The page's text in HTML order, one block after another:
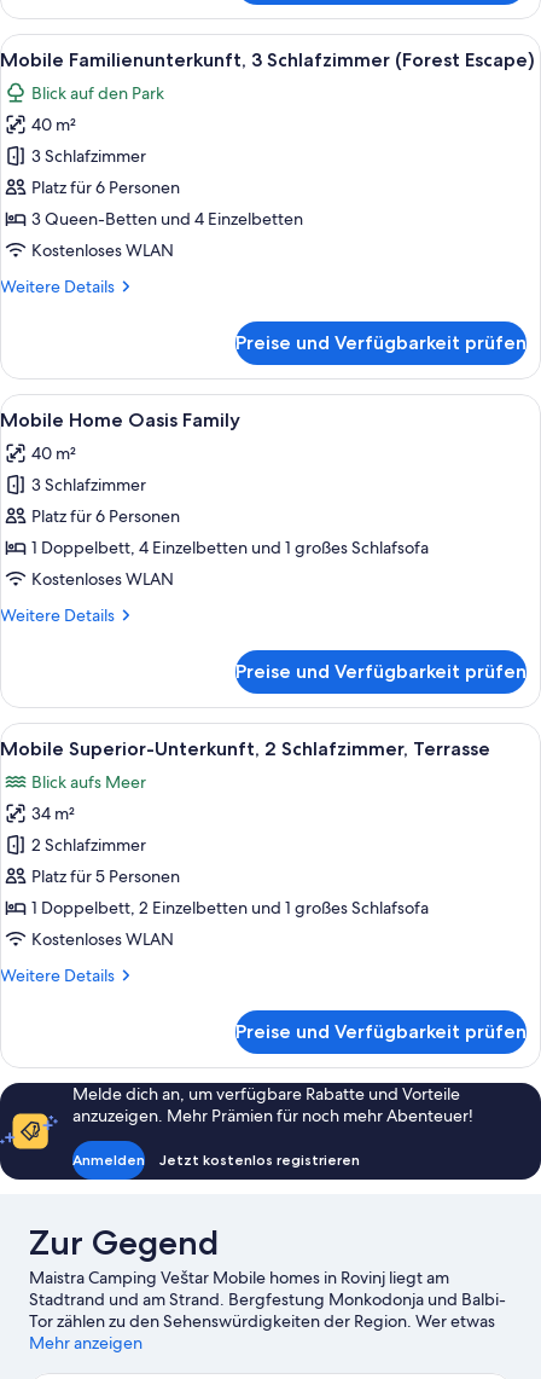
Unterkunft,
2 Schlafzimmer
(Forest
Escape)
Alle
Fotos
für
Mobile
Familienunterkunft,
3 Schlafzimmer
(Forest
Escape)
Ein moderner Raum mit einem
8
Mobile Familienunterkunft, 3 Schlafzimmer (Forest Escape)
Blick auf den Park
40 m²
3 Schlafzimmer
Platz für 6 Personen
3 Queen-Betten und 4 Einzelbetten
Kostenloses WLAN
Weitere Details
Weitere
Familienunterkunft,
3 Schlafzimmer
(Forest
Preise und Verfügbarkeit prüfen
Alle
Fotos
für
Mobile
Home
Oasis
Family
Ein Poolbereich mit Liegestühlen
12
Mobile Home Oasis Family
40 m²
3 Schlafzimmer
Platz für 6 Personen
1 Doppelbett, 4 Einzelbetten und 1 großes Schlafsofa
Kostenloses WLAN
Weitere Details
Weitere
Home
Oasis
Family
Preise und Verfügbarkeit prüfen
Alle
Fotos
für
Mobile
Superior-
Unterkunft,
2 Schlafzimmer,
Terrasse
Ein Hotelzimmer mit einem
5
Mobile Superior-Unterkunft, 2 Schlafzimmer, Terrasse
Blick aufs Meer
34 m²
2 Schlafzimmer
Platz für 5 Personen
1 Doppelbett, 2 Einzelbetten und 1 großes Schlafsofa
Kostenloses WLAN
Weitere Details
Weitere
Superior-
Unterkunft,
2 Schlafzimmer,
Terrasse
Preise und Verfügbarkeit prüfen
Melde dich an, um verfügbare Rabatte und Vorteile
anzuzeigen. Mehr Prämien für noch mehr Abenteuer!
Anmelden Jetzt kostenlos registrieren
Zur Gegend
Maistra Camping Veštar Mobile homes in Rovinj liegt am
Stadtrand und am Strand. Bergfestung Monkodonja und Balbi-
Tor zählen zu den Sehenswürdigkeiten der Region. Wer etwas
unternehmen möchte, wird hier fündig: Jachthafen von Rovinj
Mehr anzeigen